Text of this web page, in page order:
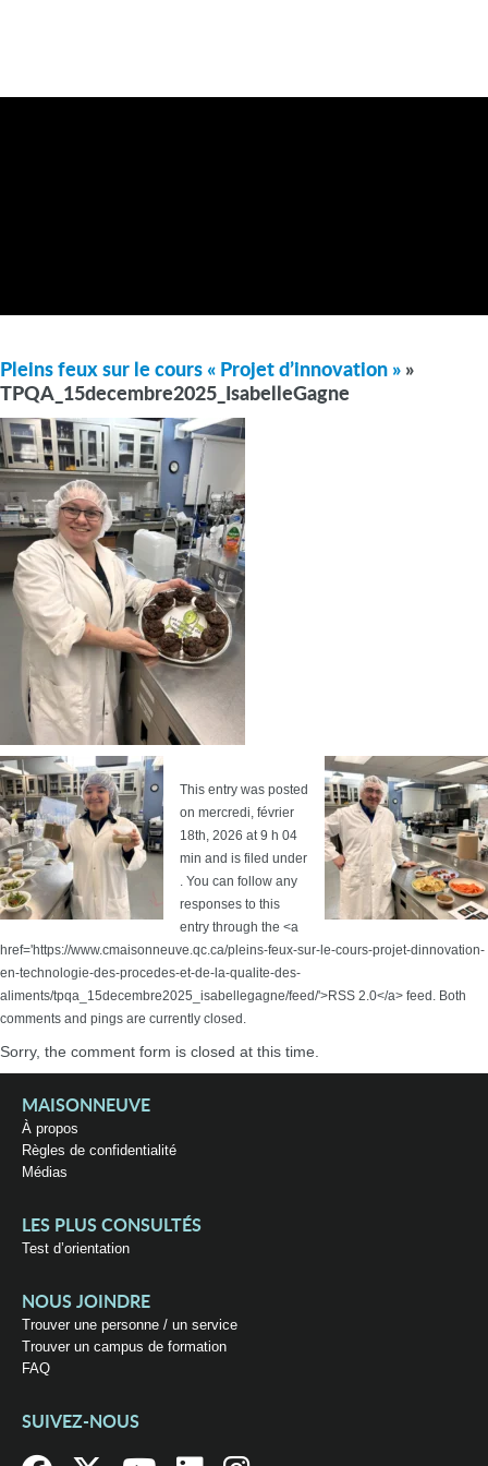
Pleins feux sur le cours « Projet d’innovation » »
TPQA_15decembre2025_IsabelleGagne
This entry was posted
on mercredi, février
18th, 2026 at 9 h 04
min and is filed under
. You can follow any
responses to this
entry through the <a
href='https://www.cmaisonneuve.qc.ca/pleins-feux-sur-le-cours-projet-dinnovation-
en-technologie-des-procedes-et-de-la-qualite-des-
aliments/tpqa_15decembre2025_isabellegagne/feed/'>RSS 2.0</a> feed. Both
comments and pings are currently closed.
Sorry, the comment form is closed at this time.
MAISONNEUVE
À propos
Règles de confidentialité
Médias
LES PLUS CONSULTÉS
Test d’orientation
NOUS JOINDRE
Trouver une personne / un service
Trouver un campus de formation
FAQ
SUIVEZ-NOUS